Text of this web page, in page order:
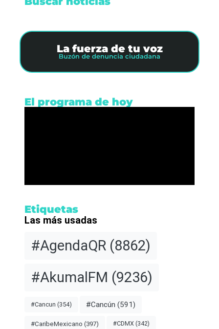
La fuerza de tu voz
Buzón de denuncia ciudadana
El programa de hoy
Etiquetas
Las más usadas
#AgendaQR (8862)
#AkumalFM (9236)
#Cancun (354) #Cancún (591)
#CaribeMexicano (397) #CDMX (342)